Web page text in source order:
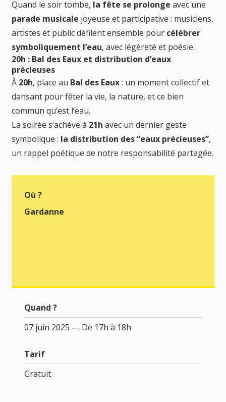
Quand le soir tombe, la fête se prolonge avec une
parade musicale joyeuse et participative : musiciens,
artistes et public défilent ensemble pour célébrer
symboliquement l’eau, avec légèreté et poésie.
20h : Bal des Eaux et distribution d’eaux
précieuses
À 20h, place au Bal des Eaux: un moment collectif et
dansant pour fêter la vie, la nature, et ce bien
commun qu’est l’eau.
La soirée s’achève à 21h avec un dernier geste
symbolique : la distribution des “eaux précieuses”,
un rappel poétique de notre responsabilité partagée.
Où ?
Gardanne
Quand ?
07 juin 2025 — De 17h à 18h
Tarif
Gratuit